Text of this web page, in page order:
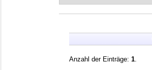
Anzahl der Einträge: 1